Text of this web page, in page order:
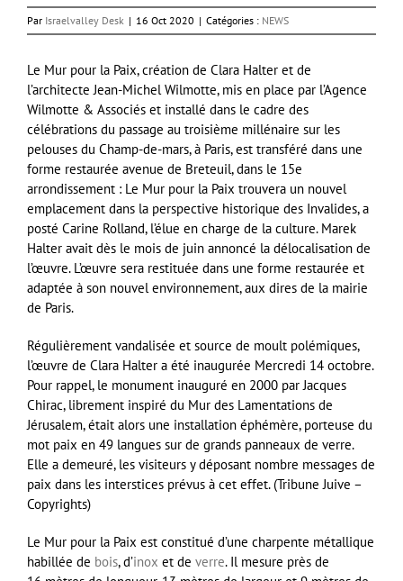
Par Israelvalley Desk | 16 Oct 2020 | Catégories : NEWS
Le Mur pour la Paix, création de Clara Halter et de
l’architecte Jean-Michel Wilmotte, mis en place par l’Agence
Wilmotte & Associés et installé dans le cadre des
célébrations du passage au troisième millénaire sur les
pelouses du Champ-de-mars, à Paris, est transféré dans une
forme restaurée avenue de Breteuil, dans le 15e
arrondissement : Le Mur pour la Paix trouvera un nouvel
emplacement dans la perspective historique des Invalides, a
posté Carine Rolland, l’élue en charge de la culture. Marek
Halter avait dès le mois de juin annoncé la délocalisation de
l’œuvre. L’œuvre sera restituée dans une forme restaurée et
adaptée à son nouvel environnement, aux dires de la mairie
de Paris.
Régulièrement vandalisée et source de moult polémiques,
l’œuvre de Clara Halter a été inaugurée Mercredi 14 octobre.
Pour rappel, le monument inauguré en 2000 par Jacques
Chirac, librement inspiré du Mur des Lamentations de
Jérusalem, était alors une installation éphémère, porteuse du
mot paix en 49 langues sur de grands panneaux de verre.
Elle a demeuré, les visiteurs y déposant nombre messages de
paix dans les interstices prévus à cet effet. (Tribune Juive –
Copyrights)
Le Mur pour la Paix est constitué d’une charpente métallique
habillée de bois, d’inox et de verre. Il mesure près de